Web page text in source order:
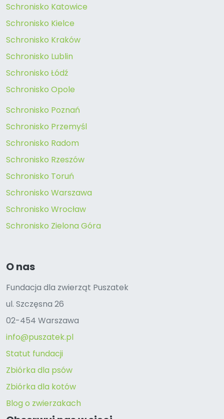
Schronisko Katowice
Schronisko Kielce
Schronisko Kraków
Schronisko Lublin
Schronisko Łódź
Schronisko Opole
Schronisko Poznań
Schronisko Przemyśl
Schronisko Radom
Schronisko Rzeszów
Schronisko Toruń
Schronisko Warszawa
Schronisko Wrocław
Schronisko Zielona Góra
O nas
Fundacja dla zwierząt Puszatek
ul. Szczęsna 26
02-454 Warszawa
info@puszatek.pl
Statut fundacji
Zbiórka dla psów
Zbiórka dla kotów
Blog o zwierzakach